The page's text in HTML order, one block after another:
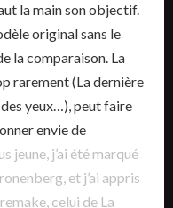
la main son objectif.
original sans le
la comparaison. La
rarement (La dernière
yeux…), peut faire
envie de
jeune, j’ai été marqué
et j’ai appris
celui de La